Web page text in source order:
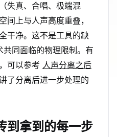
失真、合唱、极端混
间上与人声高度重叠，
干净。这不是工具的缺
同面临的物理限制。有
可以参考 人声分离之后
了分离后进一步处理的
到拿到的每一步